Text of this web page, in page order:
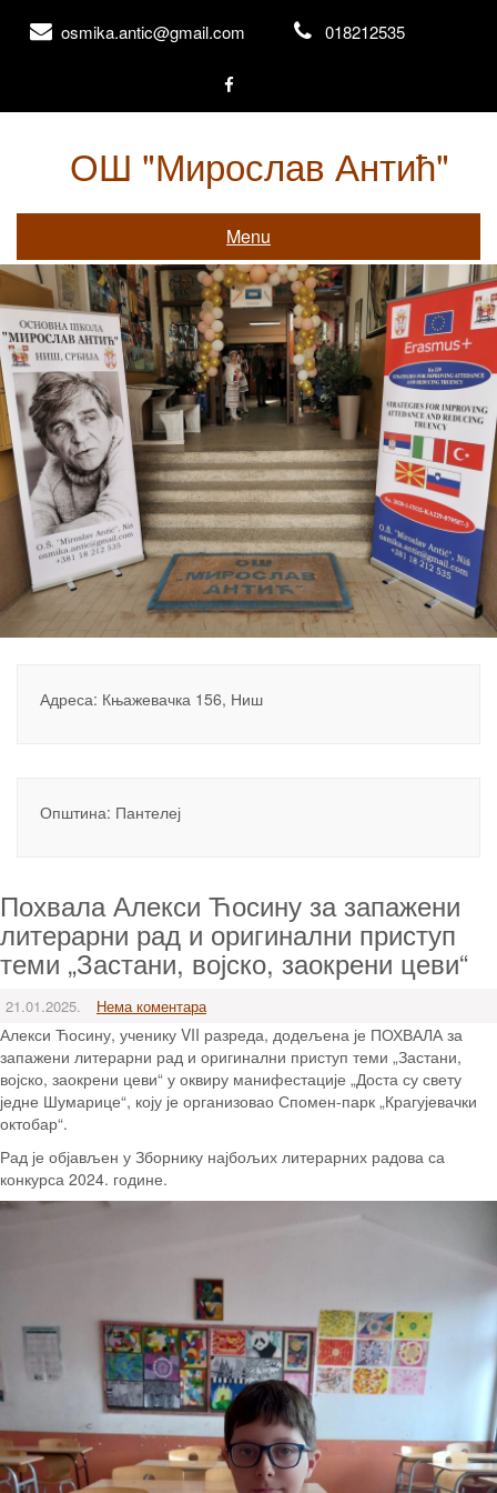
osmika.antic@gmail.com 018212535
ОШ "Мирослав Антић"
Menu
Адреса: Књажевачка 156, Ниш
Општина: Пантелеј
Похвала Алекси Ћосину за запажени
литерарни рад и оригинални приступ
теми „Застани, војско, заокрени цеви“
21.01.2025. Нема коментара
Алекси Ћосину, ученику VII разреда, додељена је ПОХВАЛА за
запажени литерарни рад и оригинални приступ теми „Застани,
војско, заокрени цеви“ у оквиру манифестације „Доста су свету
једне Шумарице“, коју је организовао Спомен-парк „Крагујевачки
октобар“.
Рад је објављен у Зборнику најбољих литерарних радова са
конкурса 2024. године.